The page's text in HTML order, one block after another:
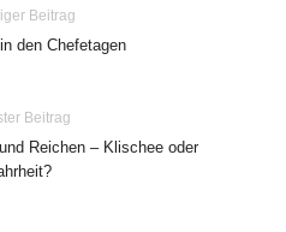
Beitrag
den Chefetagen
Beitrag
Reichen – Klischee oder